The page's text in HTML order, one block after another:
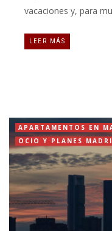
vacaciones y, para
LEER MÁS
APARTAMENTOS EN
OCIO Y PLANES